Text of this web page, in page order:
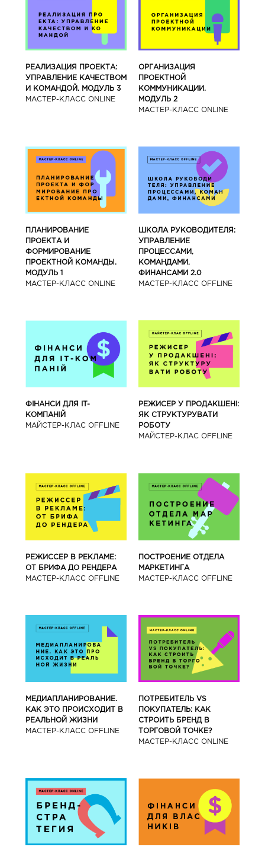
РЕАЛИЗАЦИЯ ПРОЕКТА:
УПРАВЛЕНИЕ КАЧЕСТВОМ
И КОМАНДОЙ. МОДУЛЬ 3
МАСТЕР-КЛАСС ONLINE
ОРГАНИЗАЦИЯ
ПРОЕКТНОЙ
КОММУНИКАЦИИ.
МОДУЛЬ 2
МАСТЕР-КЛАСС ONLINE
ПЛАНИРОВАНИЕ
ПРОЕКТА И
ФОРМИРОВАНИЕ
ПРОЕКТНОЙ КОМАНДЫ.
МОДУЛЬ 1
МАСТЕР-КЛАСС ONLINE
ШКОЛА РУКОВОДИТЕЛЯ:
УПРАВЛЕНИЕ
ПРОЦЕССАМИ,
КОМАНДАМИ,
ФИНАНСАМИ 2.0
МАСТЕР-КЛАСС OFFLINE
ФІНАНСИ ДЛЯ IT-
КОМПАНІЙ
МАЙСТЕР-КЛАС OFFLINE
РЕЖИСЕР У ПРОДАКШЕНІ:
ЯК СТРУКТУРУВАТИ
РОБОТУ
МАЙСТЕР-КЛАС OFFLINE
РЕЖИССЕР В РЕКЛАМЕ:
ОТ БРИФА ДО РЕНДЕРА
МАСТЕР-КЛАСС OFFLINE
ПОСТРОЕНИЕ ОТДЕЛА
МАРКЕТИНГА
МАСТЕР-КЛАСС OFFLINE
МЕДИАПЛАНИРОВАНИЕ.
КАК ЭТО ПРОИСХОДИТ В
РЕАЛЬНОЙ ЖИЗНИ
МАСТЕР-КЛАСС OFFLINE
ПОТРЕБИТЕЛЬ VS
ПОКУПАТЕЛЬ: КАК
СТРОИТЬ БРЕНД В
ТОРГОВОЙ ТОЧКЕ?
МАСТЕР-КЛАСС ONLINE